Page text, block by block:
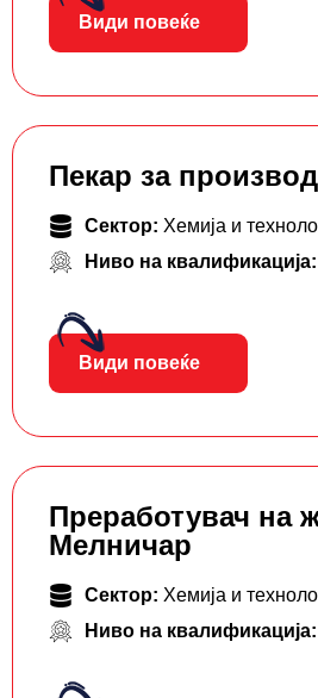
Види повеќе
Пекар за
Сектор: Хемија и
Ниво на квалификација:
Види повеќе
Преработувач на
Мелничар
Сектор: Хемија и
Ниво на квалификација: